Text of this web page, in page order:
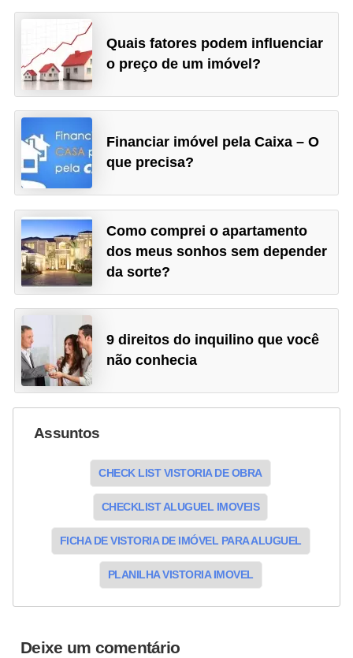
Quais fatores podem influenciar
o preço de um imóvel?
Financiar imóvel pela Caixa – O
que precisa?
Como comprei o apartamento
dos meus sonhos sem depender
da sorte?
9 direitos do inquilino que você
não conhecia
Assuntos
CHECK LIST VISTORIA DE OBRA
CHECKLIST ALUGUEL IMOVEIS
FICHA DE VISTORIA DE IMÓVEL PARA ALUGUEL
PLANILHA VISTORIA IMOVEL
Deixe um comentário